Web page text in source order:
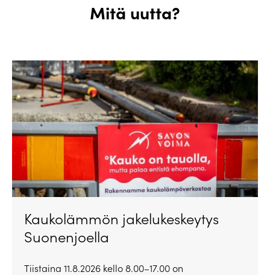
Mitä uutta?
Kaukolämmön jakelukeskeytys
Suonenjoella
Tiistaina 11.8.2026 kello 8.00–17.00 on